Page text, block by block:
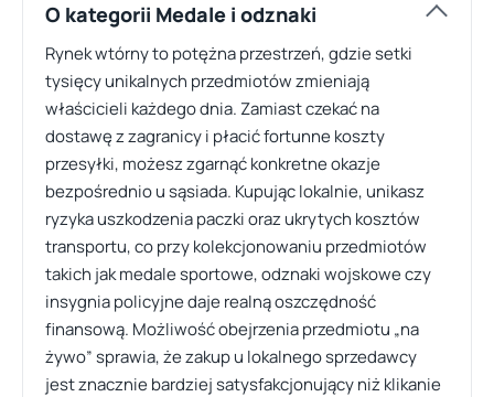
O kategorii Medale i odznaki
Rynek wtórny to potężna przestrzeń, gdzie setki
tysięcy unikalnych przedmiotów zmieniają
właścicieli każdego dnia. Zamiast czekać na
dostawę z zagranicy i płacić fortunne koszty
przesyłki, możesz zgarnąć konkretne okazje
bezpośrednio u sąsiada. Kupując lokalnie, unikasz
ryzyka uszkodzenia paczki oraz ukrytych kosztów
transportu, co przy kolekcjonowaniu przedmiotów
takich jak medale sportowe, odznaki wojskowe czy
insygnia policyjne daje realną oszczędność
finansową. Możliwość obejrzenia przedmiotu „na
żywo” sprawia, że zakup u lokalnego sprzedawcy
jest znacznie bardziej satysfakcjonujący niż klikanie